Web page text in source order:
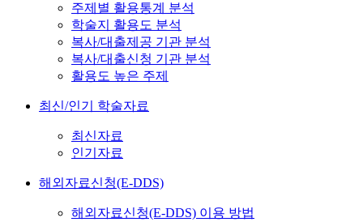
주제별 활용통계 분석
학술지 활용도 분석
복사/대출제공 기관 분석
복사/대출신청 기관 분석
활용도 높은 주제
최신/인기 학술자료
최신자료
인기자료
해외자료신청(E-DDS)
해외자료신청(E-DDS) 이용 방법